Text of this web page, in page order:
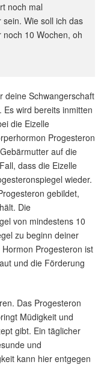
noch mal
Wie soll ich das
10 Wochen, oh
deine Schwangerschaft
wird bereits inmitten
die Eizelle
Progesteron
auf die
dass die Eizelle
wieder.
gebildet,
Die
von mindestens 10
zu beginn deiner
Progesteron ist
und die Förderung
Das Progesteron
Müdigkeit und
gibt. Ein täglicher
und
kann hier entgegen